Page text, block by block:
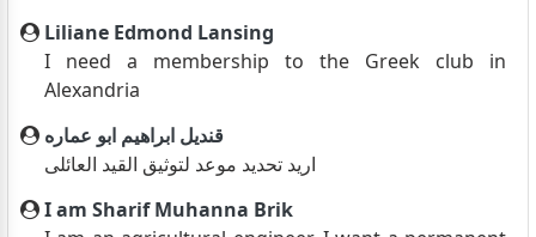
Liliane Edmond Lansing
I need a membership to the Greek club in
Alexandria
قنديل ابراهيم ابو عماره
اريد تحديد موعد لتوثيق القيد العائلى
I am Sharif Muhanna Brik